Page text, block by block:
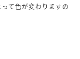
て色が変わりますの